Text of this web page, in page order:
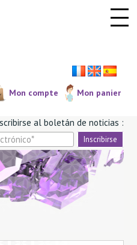
Mon compte Mon panier
al boletá­n de noticias :